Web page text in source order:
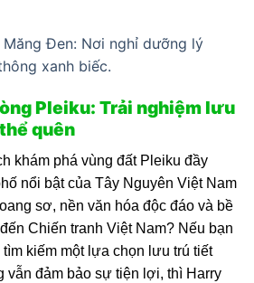
Đen: Nơi nghỉ dưỡng lý
xanh biếc.
Pleiku: Trải nghiệm lưu
quên
khám phá vùng đất Pleiku đầy
nổi bật của Tây Nguyên Việt Nam
sơ, nền văn hóa độc đáo và bề
Chiến tranh Việt Nam? Nếu bạn
tìm kiếm một lựa chọn lưu trú tiết
vẫn đảm bảo sự tiện lợi, thì Harry